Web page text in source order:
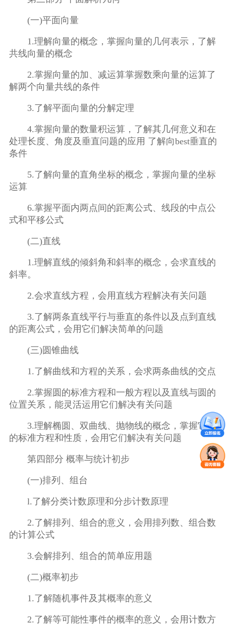
(一)平面向量
1.理解向量的概念，掌握向量的几何表示，了解
共线向量的概念
2.掌握向量的加、减运算掌握数乘向量的运算了
解两个向量共线的条件
3.了解平面向量的分解定理
4.掌握向量的数量积运算，了解其几何意义和在
处理长度、角度及垂直问题的应用 了解向best垂直的
条件
5.了解向量的直角坐标的概念，掌握向量的坐标
运算
6.掌握平面内两点间的距离公式、线段的中点公
式和平移公式
(二)直线
1.理解直线的倾斜角和斜率的概念，会求直线的
斜率。
2.会求直线方程，会用直线方程解决有关问题
3.了解两条直线平行与垂直的条件以及点到直线
的距离公式，会用它们解决简单的问题
(三)圆锥曲线
1.了解曲线和方程的关系，会求两条曲线的交点
2.掌握圆的标准方程和一般方程以及直线与圆的
位置关系，能灵活运用它们解决有关问题
3.理解椭圆、双曲线、抛物线的概念，掌握它们
的标准方程和性质，会用它们解决有关问题
第四部分 概率与统计初步
(一)排列、组台
l.了解分类计数原理和分步计数原理
2.了解排列、组合的意义，会用排列数、组合数
的计算公式
3.会解排列、组合的简单应用题
(二)概率初步
1.了解随机事件及其概率的意义
2.了解等可能性事件的概率的意义，会用计数方